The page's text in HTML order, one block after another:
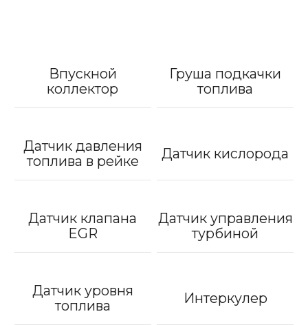
Впускной
коллектор
Груша подкачки
топлива
Датчик давления
топлива в рейке
Датчик кислорода
Датчик клапана
EGR
Датчик управления
турбиной
Датчик уровня
топлива
Интеркулер